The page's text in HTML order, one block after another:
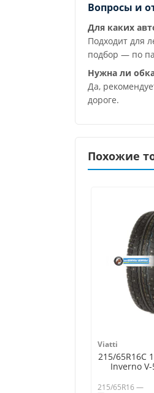
Вопросы и
Для каких
Подходит для
подбор — по
Нужна ли
Да,
дороге.
Похожие
Viatti
215/65R16C
Inverno
215/65R16 —